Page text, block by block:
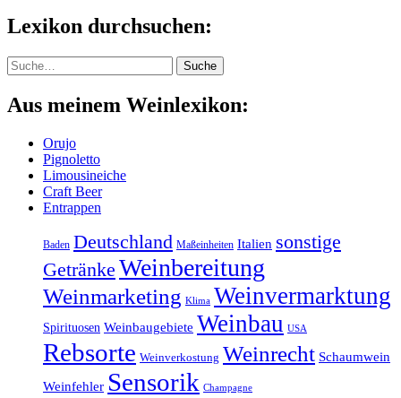
Lexikon durchsuchen:
Suche Suche
Aus meinem Weinlexikon:
Orujo
Pignoletto
Limousineiche
Craft Beer
Entrappen
Baden Deutschland Maßeinheiten Italien sonstige
Getränke Weinbereitung
Weinmarketing Klima Weinvermarktung
Spirituosen Weinbaugebiete Weinbau USA
Rebsorte Weinverkostung Weinrecht Schaumwein
Weinfehler Sensorik Champagne